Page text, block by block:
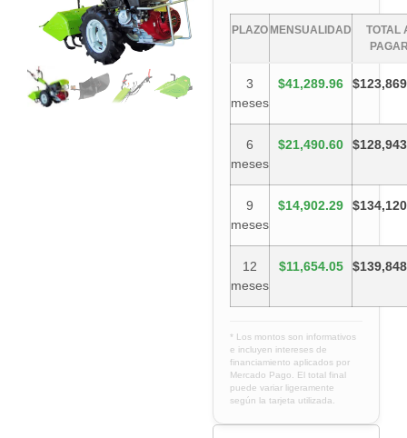
PLAZO MENSUALIDAD
TOTAL
3
meses
$41,289.96
6
meses
$21,490.60
9
meses
$14,902.29
12
meses
$11,654.05
* Los montos son informativos
e incluyen intereses de
financiamiento aplicados por
Mercado Pago. El total final
puede variar ligeramente
según la tarjeta utilizada.